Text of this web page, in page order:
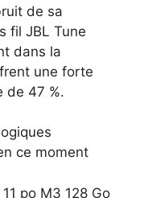
de sa
fil JBL Tune
dans la
une forte
de 47 %.
ce moment
po M3 128 Go